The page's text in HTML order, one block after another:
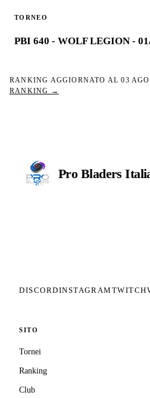
TORNEO
PBI 640 - WOLF LEGION -
RANKING AGGIORNATO AL03
RANKING →
Pro Bladers
DISCORDINSTAGRAM TWITCH
SITO
Tornei
Ranking
Club